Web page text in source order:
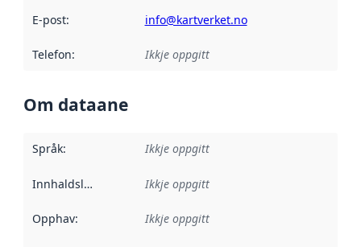
E-post: info@kartverket.no
Telefon: Ikkje oppgitt
Om dataane
Språk: Ikkje oppgitt
Innhaldsleverandørar :
Ikkje oppgitt
Opphav: Ikkje oppgitt